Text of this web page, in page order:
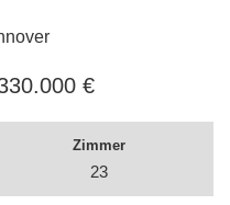
€
Zimmer
23